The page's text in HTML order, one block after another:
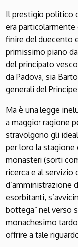
Il prestigio politico
era particolarmente
finire del duecento
primissimo piano
del principato
da Padova, sia
generali del
Ma è una legge
a maggior ragione
stravolgono gli
per loro la stagione
monasteri (sorti
ricerca e al servizio
d’amministrazione
esorbitanti,
bottega” nel verso
monachesimo
offrire a tale